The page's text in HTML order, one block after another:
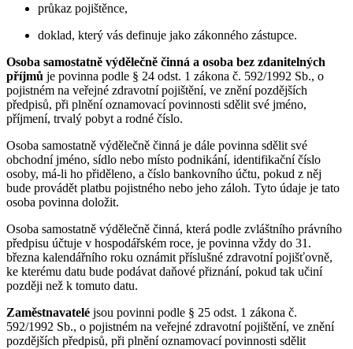
průkaz pojištěnce,
doklad, který vás definuje jako zákonného zástupce.
Osoba samostatně výdělečně činná a osoba bez zdanitelných
příjmů je povinna podle § 24 odst. 1 zákona č. 592/1992 Sb., o
pojistném na veřejné zdravotní pojištění, ve znění pozdějších
předpisů, při plnění oznamovací povinnosti sdělit své jméno,
příjmení, trvalý pobyt a rodné číslo.
Osoba samostatně výdělečně činná je dále povinna sdělit své
obchodní jméno, sídlo nebo místo podnikání, identifikační číslo
osoby, má-li ho přiděleno, a číslo bankovního účtu, pokud z něj
bude provádět platbu pojistného nebo jeho záloh. Tyto údaje je tato
osoba povinna doložit.
Osoba samostatně výdělečně činná, která podle zvláštního právního
předpisu účtuje v hospodářském roce, je povinna vždy do 31.
března kalendářního roku oznámit příslušné zdravotní pojišťovně,
ke kterému datu bude podávat daňové přiznání, pokud tak učiní
později než k tomuto datu.
Zaměstnavatelé jsou povinni podle § 25 odst. 1 zákona č.
592/1992 Sb., o pojistném na veřejné zdravotní pojištění, ve znění
pozdějších předpisů, při plnění oznamovací povinnosti sdělit